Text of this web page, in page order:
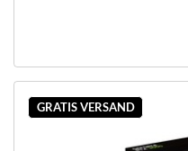
GRATIS VERSAND